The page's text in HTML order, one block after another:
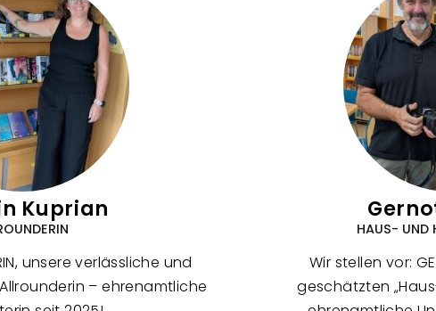
Kuprian
unsere verlässliche und
– ehrenamtliche
HAUS- UND
Wir stellen vor:
geschätzten